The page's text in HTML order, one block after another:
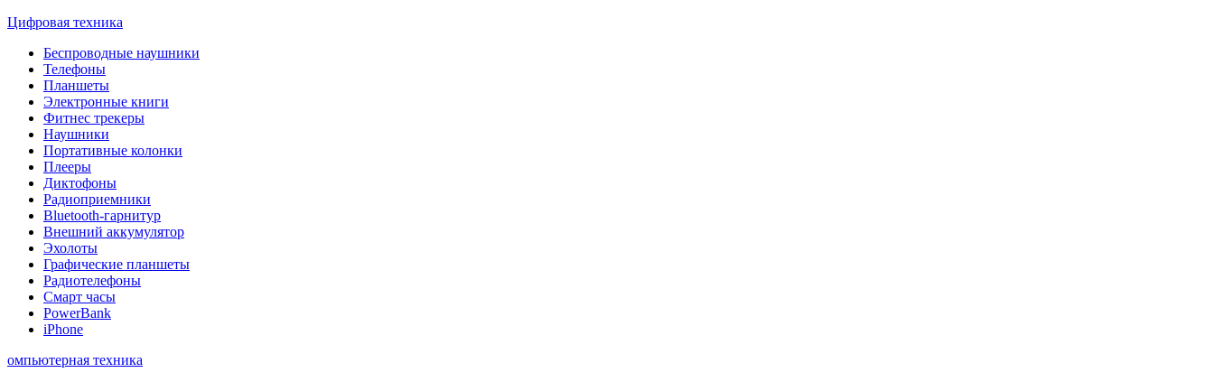
Цифровая техника
Беспроводные наушники
Телефоны
Планшеты
Электронные книги
Фитнес трекеры
Наушники
Портативные колонки
Плееры
Диктофоны
Радиоприемники
Bluetooth-гарнитур
Внешний аккумулятор
Эхолоты
Графические планшеты
Радиотелефоны
Смарт часы
PowerBank
iPhone
омпьютерная техника